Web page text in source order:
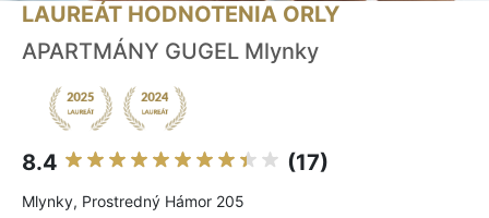
LAUREÁT HODNOTENIA ORLY
APARTMÁNY GUGEL Mlynky
8.4 (17)
Mlynky, Prostredný Hámor 205